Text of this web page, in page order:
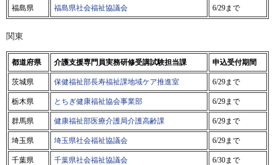
福島県 福島県社会福祉協議会 6/29まで
関東
都道府県 介護支援専門員実務研修受講試験担当課 申込受付期間
茨城県 保健福祉部長寿福祉課地域ケア推進室 6/29まで
栃木県 とちぎ健康福祉協会事業部 6/29まで
群馬県 健康福祉部医療介護局介護高齢課 6/29まで
埼玉県 埼玉県社会福祉協議会 6/29まで
千葉県 千葉県社会福祉協議会 6/30まで